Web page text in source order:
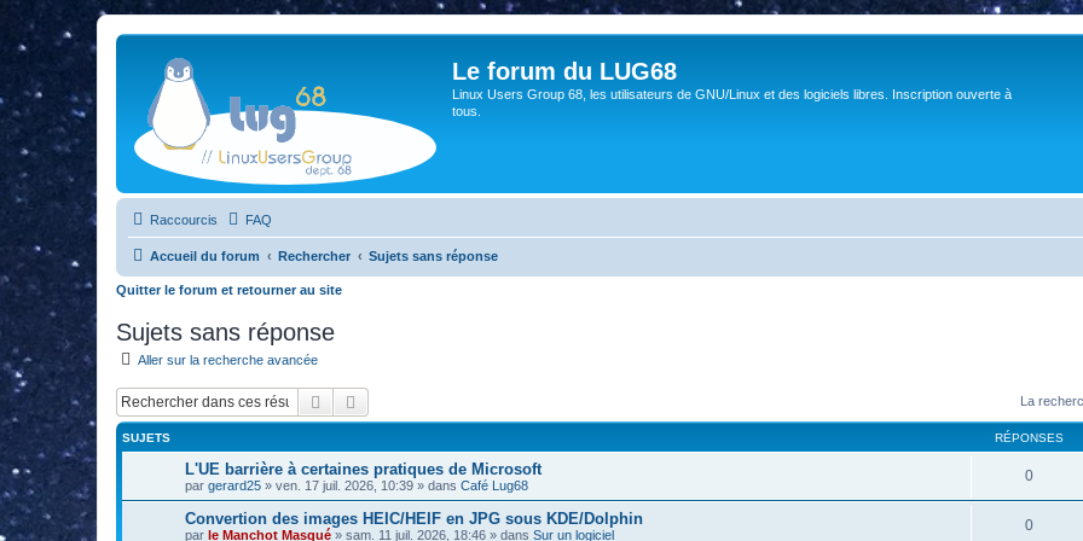
Le forum du LUG68
Linux Users Group 68, les utilisateurs de GNU/Linux et des logiciels libres. Inscription ouverte à
tous.
Raccourcis FAQ
Accueil du forum Rechercher Sujets sans réponse
Quitter le forum et retourner au site
Sujets sans réponse
Aller sur la recherche avancée
Rechercher La
SUJETS RÉPONSES
L'UE barrière à certaines pratiques de Microsoft
par gerard25 » ven. 17 juil. 2026, 10:39 » dans Café Lug68
0
Convertion des images HEIC/HEIF en JPG sous KDE/Dolphin
par le Manchot Masqué » sam. 11 juil. 2026, 18:46 » dans Sur un logiciel
0